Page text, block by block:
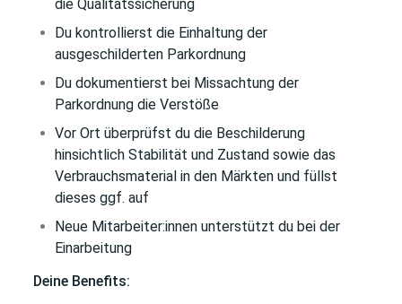
die Qualitätssicherung
Du kontrollierst die Einhaltung der
ausgeschilderten Parkordnung
Du dokumentierst bei Missachtung der
Parkordnung die Verstöße
Vor Ort überprüfst du die Beschilderung
hinsichtlich Stabilität und Zustand sowie das
Verbrauchsmaterial in den Märkten und füllst
dieses ggf. auf
Neue Mitarbeiter:innen unterstützt du bei der
Einarbeitung
Deine Benefits: